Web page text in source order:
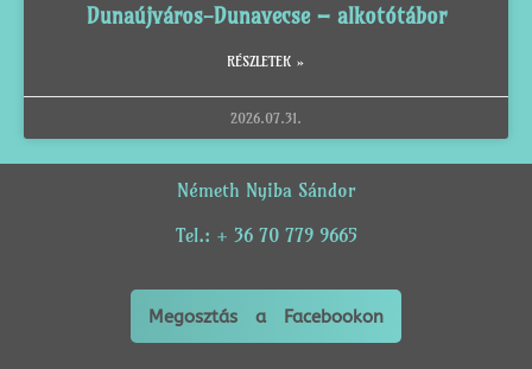
Dunaújváros-Dunavecse – alkotótábor
RÉSZLETEK »
2026.07.31.
Németh Nyiba Sándor
Tel.: + 36 70 779 9665
Megosztás a Facebookon